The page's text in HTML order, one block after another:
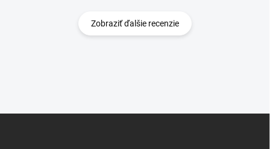
Zobraziť ďalšie recenzie